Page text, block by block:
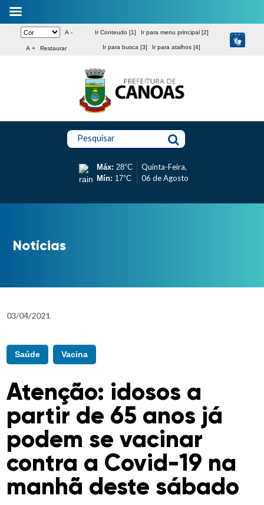
A -
A + Restaurar
Ir Conteudo [1] Ir para menu principal [2]
Ir para busca [3] Ir para atalhos [4]
Pesquisar
Máx: 28°C
Mín: 17°C
Quinta-Feira,
06 de Agosto
Notícias
03/04/2021
Saúde Vacina
Atenção: idosos a
partir de 65 anos já
podem se vacinar
contra a Covid-19 na
manhã deste sábado